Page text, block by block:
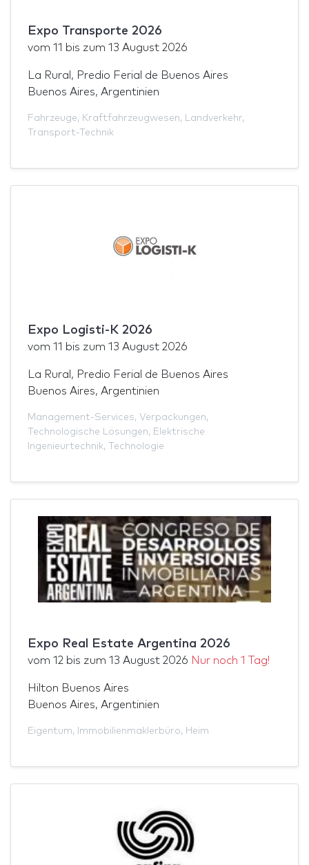
Expo Transporte 2026
vom 11 bis zum 13 August 2026
La Rural, Predio Ferial de Buenos Aires
Buenos Aires, Argentinien
Fahrzeuge, Kraftfahrzeugwesen, Landverkehr,
Transport-Technik
Expo Logisti-K 2026
vom 11 bis zum 13 August 2026
La Rural, Predio Ferial de Buenos Aires
Buenos Aires, Argentinien
Management-Services, Verpackungen,
Technologische Lösungen, Elektrische
Ingenieurtechnik, Technologie
Expo Real Estate Argentina 2026
vom 12 bis zum 13 August 2026 Nur noch 1 Tag!
Hilton Buenos Aires
Buenos Aires, Argentinien
Eigentum, Immobilienmaklerbüro, Heim